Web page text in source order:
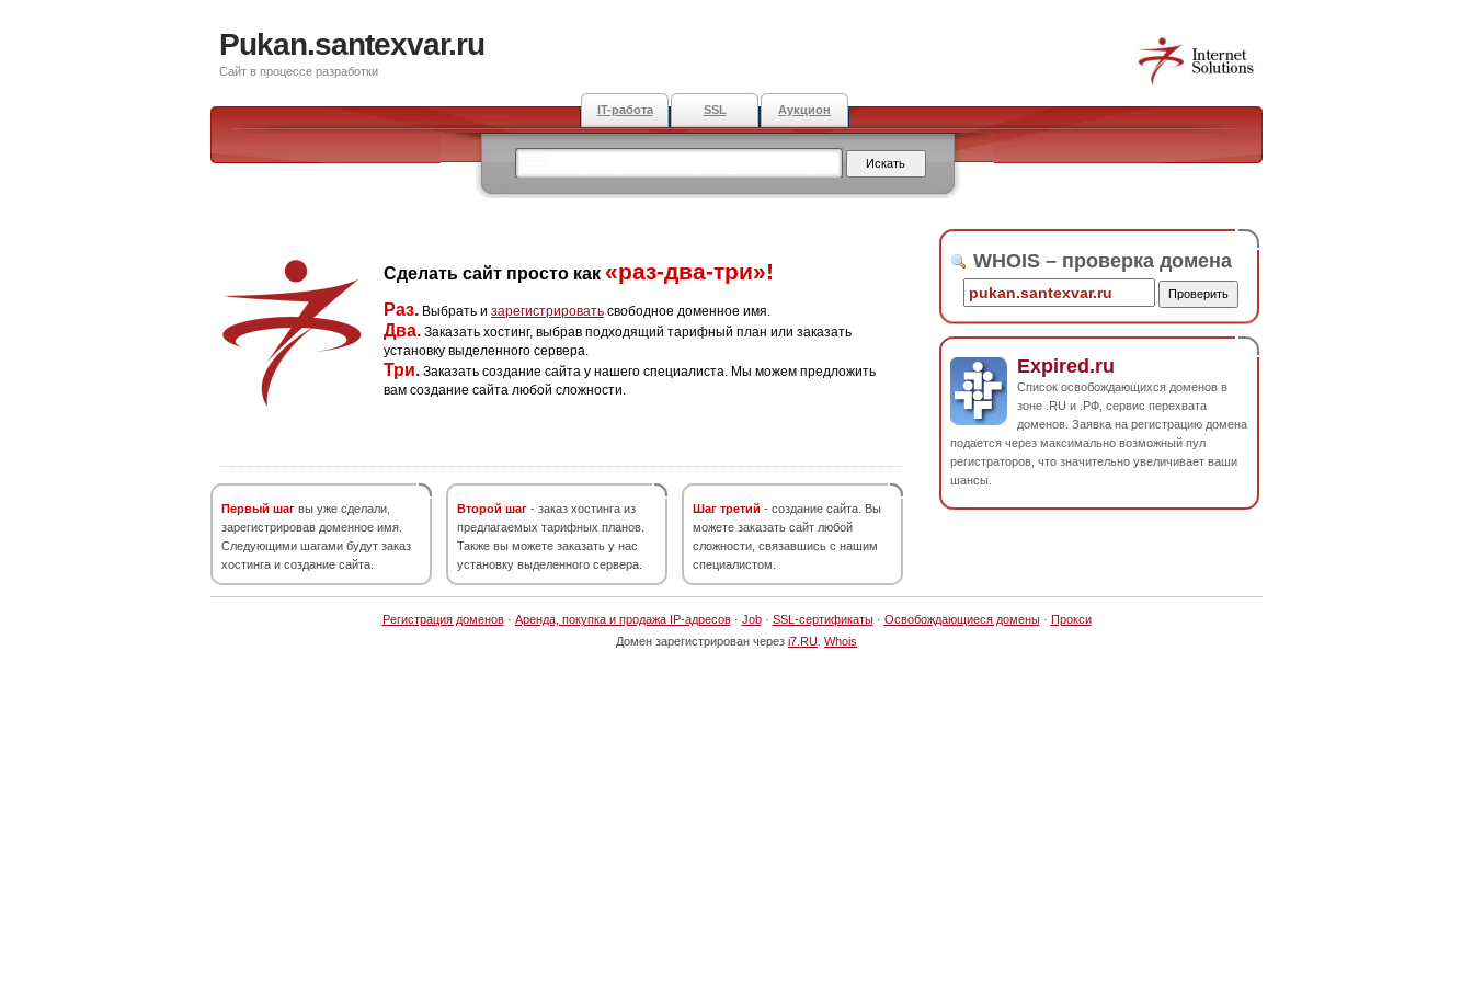
Pukan.santexvar.ru
Сайт в процессе разработки
IT-работа SSL Аукцион
Сделать сайт просто как «раз-два-три»!
Раз. Выбрать и зарегистрировать свободное доменное имя.
Два. Заказать хостинг, выбрав подходящий тарифный план или заказать
установку выделенного сервера.
Три. Заказать создание сайта у нашего специалиста. Мы можем предложить
вам создание сайта любой сложности.
Первый шаг вы уже сделали,
зарегистрировав доменное имя.
Следующими шагами будут заказ
хостинга и создание сайта.
Второй шаг - заказ хостинга из
предлагаемых тарифных планов.
Также вы можете заказать у нас
установку выделенного сервера.
Шаг третий - создание сайта. Вы
можете заказать сайт любой
сложности, связавшись с нашим
специалистом.
WHOIS – проверка домена
Expired.ru
Список освобождающихся доменов в
зоне .RU и .РФ, сервис перехвата
доменов. Заявка на регистрацию домена
подается через максимально возможный пул
регистраторов, что значительно увеличивает ваши
шансы.
Регистрация доменов· Аренда, покупка и продажа IP-адресов· Job· SSL-сертификаты· Освобождающиеся домены· Прокси
Домен зарегистрирован через i7.RU Whois